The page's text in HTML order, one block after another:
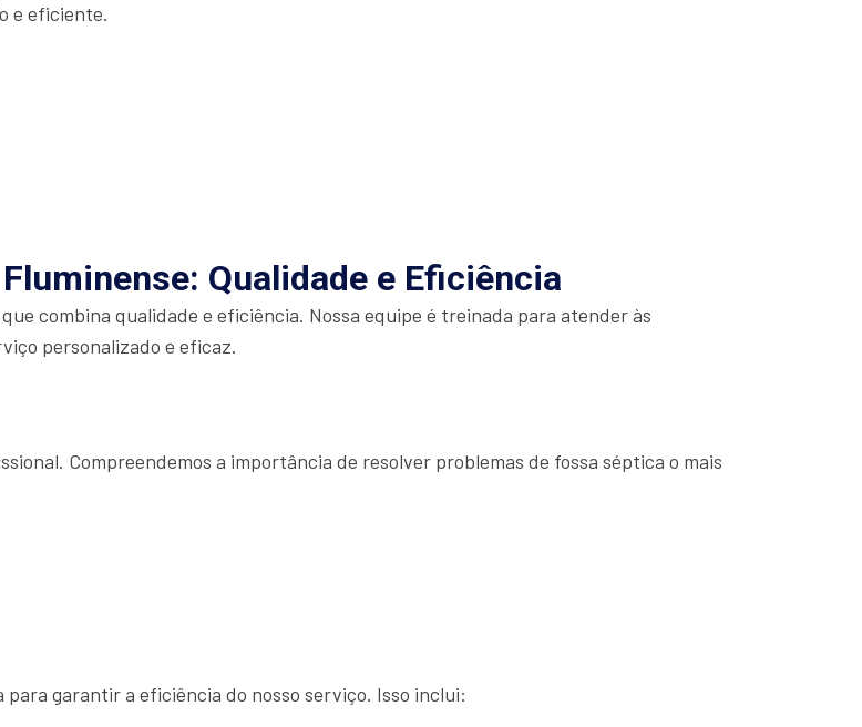
e eficiente.
Qualidade e Eficiência
combina qualidade e eficiência. Nossa equipe é treinada para atender às
personalizado e eficaz.
Compreendemos a importância de resolver problemas de fossa séptica o mais
para garantir a eficiência do nosso serviço. Isso inclui: